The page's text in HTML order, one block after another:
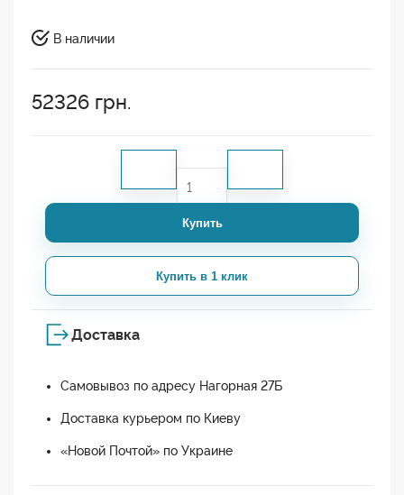
В наличии
52326 грн.
Купить
Купить в 1 клик
Доставка
Самовывоз по адресу Нагорная 27Б
Доставка курьером по Киеву
«Новой Почтой» по Украине